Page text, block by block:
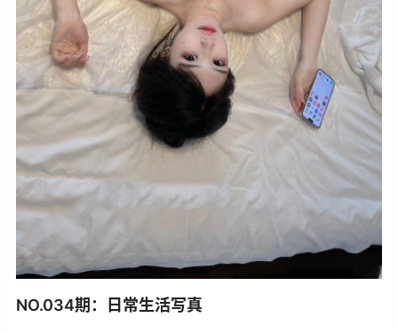
NO.034期：日常生活写真